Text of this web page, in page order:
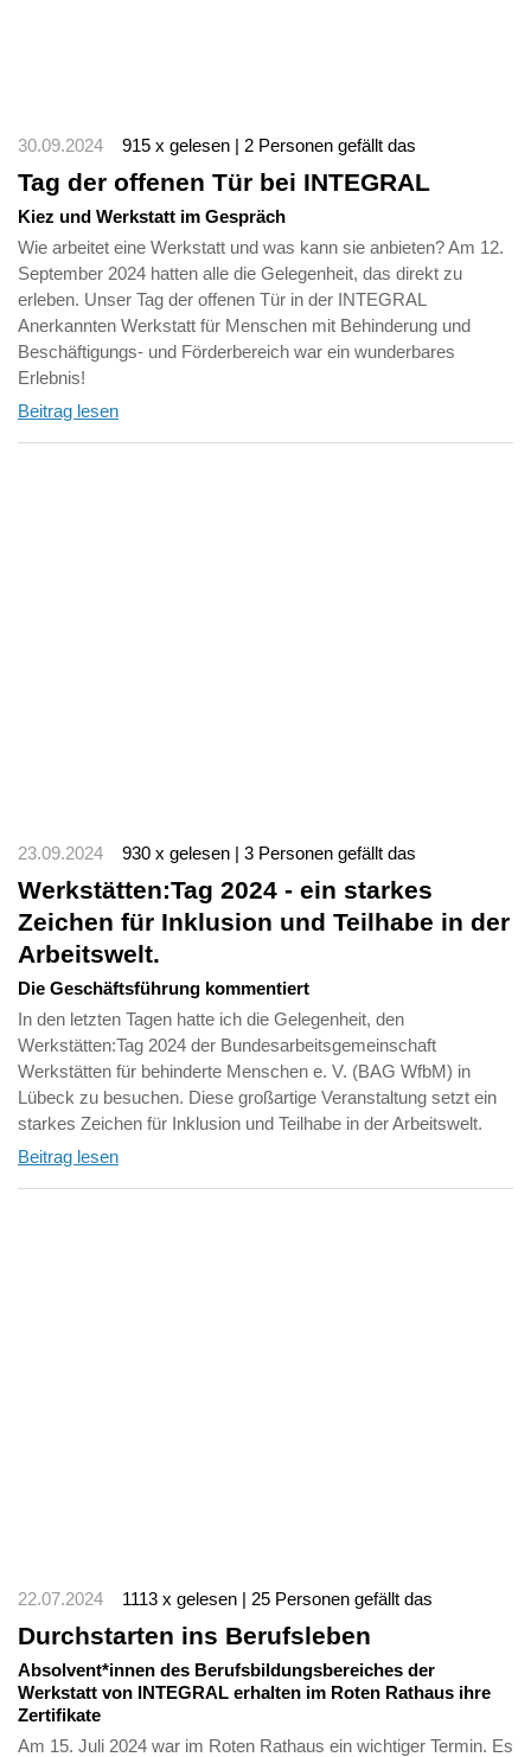
30.09.2024 915 x gelesen | 2 Personen gefällt das
Tag der offenen Tür bei INTEGRAL
Kiez und Werkstatt im Gespräch
Wie arbeitet eine Werkstatt und was kann sie anbieten? Am 12.
September 2024 hatten alle die Gelegenheit, das direkt zu
erleben. Unser Tag der offenen Tür in der INTEGRAL
Anerkannten Werkstatt für Menschen mit Behinderung und
Beschäftigungs- und Förderbereich war ein wunderbares
Erlebnis!
Beitrag lesen
23.09.2024 930 x gelesen | 3 Personen gefällt das
Werkstätten:Tag 2024 - ein starkes
Zeichen für Inklusion und Teilhabe in der
Arbeitswelt.
Die Geschäftsführung kommentiert
In den letzten Tagen hatte ich die Gelegenheit, den
Werkstätten:Tag 2024 der Bundesarbeitsgemeinschaft
Werkstätten für behinderte Menschen e. V. (BAG WfbM) in
Lübeck zu besuchen. Diese großartige Veranstaltung setzt ein
starkes Zeichen für Inklusion und Teilhabe in der Arbeitswelt.
Beitrag lesen
22.07.2024 1113 x gelesen | 25 Personen gefällt das
Durchstarten ins Berufsleben
Absolvent*innen des Berufsbildungsbereiches der
Werkstatt von INTEGRAL erhalten im Roten Rathaus ihre
Zertifikate
Am 15. Juli 2024 war im Roten Rathaus ein wichtiger Termin. Es